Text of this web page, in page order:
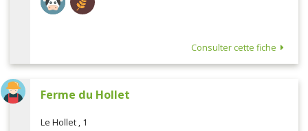
Consulter cette fiche
Ferme du Hollet
Le Hollet , 1